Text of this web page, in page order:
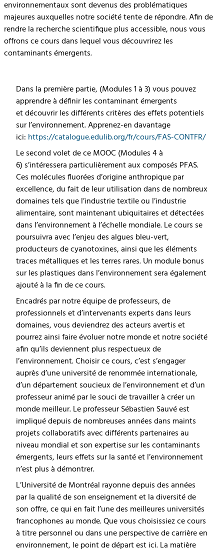
environnementaux sont devenus des problématiques
majeures auxquelles notre société tente de répondre. Afin de
rendre la recherche scientifique plus accessible, nous vous
offrons ce cours dans lequel vous découvrirez les
contaminants émergents.
Dans la première partie, (Modules 1 à 3) vous pouvez
apprendre à définir les contaminant émergents
et découvrir les différents critères des effets potentiels
sur l’environnement. Apprenez-en davantage
ici: https://catalogue.edulib.org/fr/cours/FAS-CONTFR/
Le second volet de ce MOOC (Modules 4 à
6) s’intéressera particulièrement aux composés PFAS.
Ces molécules fluorées d’origine anthropique par
excellence, du fait de leur utilisation dans de nombreux
domaines tels que l’industrie textile ou l’industrie
alimentaire, sont maintenant ubiquitaires et détectées
dans l’environnement à l’échelle mondiale. Le cours se
poursuivra avec l’enjeu des algues bleu-vert,
producteurs de cyanotoxines, ainsi que les éléments
traces métalliques et les terres rares. Un module bonus
sur les plastiques dans l’environnement sera également
ajouté à la fin de ce cours.
Encadrés par notre équipe de professeurs, de
professionnels et d’intervenants experts dans leurs
domaines, vous deviendrez des acteurs avertis et
pourrez ainsi faire évoluer notre monde et notre société
afin qu’ils deviennent plus respectueux de
l’environnement. Choisir ce cours, c’est s’engager
auprès d’une université de renommée internationale,
d’un département soucieux de l’environnement et d’un
professeur animé par le souci de travailler à créer un
monde meilleur. Le professeur Sébastien Sauvé est
impliqué depuis de nombreuses années dans maints
projets collaboratifs avec différents partenaires au
niveau mondial et son expertise sur les contaminants
émergents, leurs effets sur la santé et l’environnement
n’est plus à démontrer.
L’Université de Montréal rayonne depuis des années
par la qualité de son enseignement et la diversité de
son offre, ce qui en fait l’une des meilleures universités
francophones au monde. Que vous choisissiez ce cours
à titre personnel ou dans une perspective de carrière en
environnement, le point de départ est ici. La matière